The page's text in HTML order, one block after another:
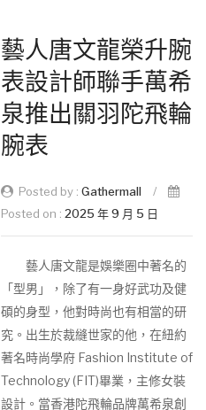
藝人唐文龍榮升腕
表設計師聯手萬希
泉推出關羽陀飛輪
腕表
Posted by : Gathermall
/
Posted on : 2025 年 9 月 5 日
藝人唐文龍是娛樂圈中著名的
「型男」，除了有一身好武功及健
碩的身型，他對時尚也有相當的研
究。出生於裁縫世家的他，在紐約
著名時尚學府 Fashion Institute of
Technology (FIT)畢業，主修女裝
設計。當香港陀飛輪品牌萬希泉創